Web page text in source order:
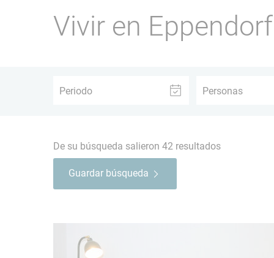
Vivir en Eppendorf
Periodo Personas
De su búsqueda salieron 42 resultados
Guardar búsqueda